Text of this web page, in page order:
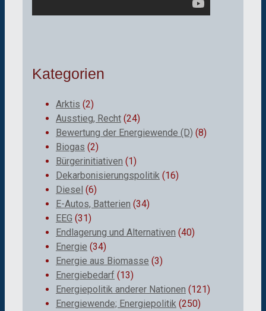
Kategorien
Arktis (2)
Ausstieg, Recht (24)
Bewertung der Energiewende (D) (8)
Biogas (2)
Bürgerinitiativen (1)
Dekarbonisierungspolitik (16)
Diesel (6)
E-Autos, Batterien (34)
EEG (31)
Endlagerung und Alternativen (40)
Energie (34)
Energie aus Biomasse (3)
Energiebedarf (13)
Energiepolitik anderer Nationen (121)
Energiewende; Energiepolitik (250)